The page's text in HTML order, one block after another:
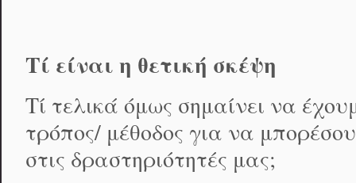
Τί είναι η θετική σκέψη
Τί τελικά όμως σημαίνει να
τρόπος/ μέθοδος για να
στις δραστηριότητές μας;